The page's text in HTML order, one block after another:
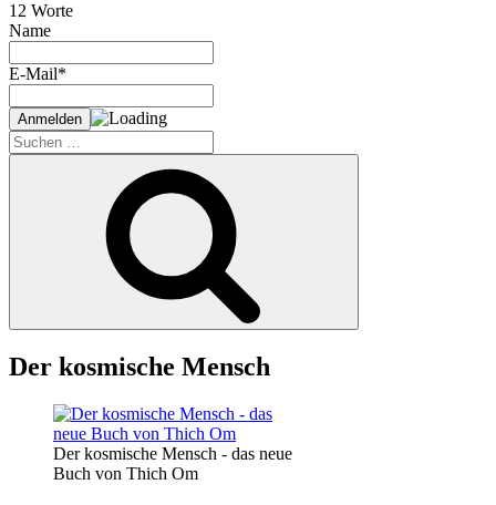
12 Worte
Name
E-Mail*
Suche
nach:
Der kosmische Mensch
Der kosmische Mensch - das neue
Buch von Thich Om